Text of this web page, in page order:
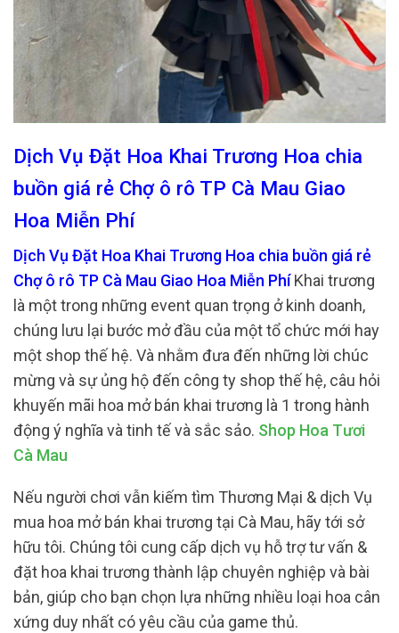
Dịch Vụ Đặt Hoa Khai Trương Hoa chia
buồn giá rẻ Chợ ô rô TP Cà Mau Giao
Hoa Miễn Phí
Dịch Vụ Đặt Hoa Khai Trương Hoa chia buồn giá rẻ
Chợ ô rô TP Cà Mau Giao Hoa Miễn PhíKhai trương
là một trong những event quan trọng ở kinh doanh,
chúng lưu lại bước mở đầu của một tổ chức mới hay
một shop thế hệ. Và nhằm đưa đến những lời chúc
mừng và sự ủng hộ đến công ty shop thế hệ, câu hỏi
khuyến mãi hoa mở bán khai trương là 1 trong hành
động ý nghĩa và tinh tế và sắc sảo. Shop Hoa Tươi
Cà Mau
Nếu người chơi vẫn kiếm tìm Thương Mại & dịch Vụ
mua hoa mở bán khai trương tại Cà Mau, hãy tới sở
hữu tôi. Chúng tôi cung cấp dịch vụ hỗ trợ tư vấn &
đặt hoa khai trương thành lập chuyên nghiệp và bài
bản, giúp cho bạn chọn lựa những nhiều loại hoa cân
xứng duy nhất có yêu cầu của game thủ.